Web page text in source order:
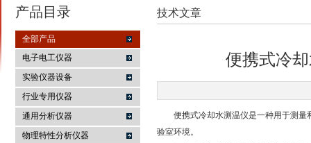
麦科仪（北京）科技有限公司
产品目录
全部产品
电子电工仪器
实验仪器设备
行业专用仪器
通用分析仪器
物理特性分析仪器
技术文章
便携式冷
便携式冷却水测温仪是一种用于测量
验室环境。